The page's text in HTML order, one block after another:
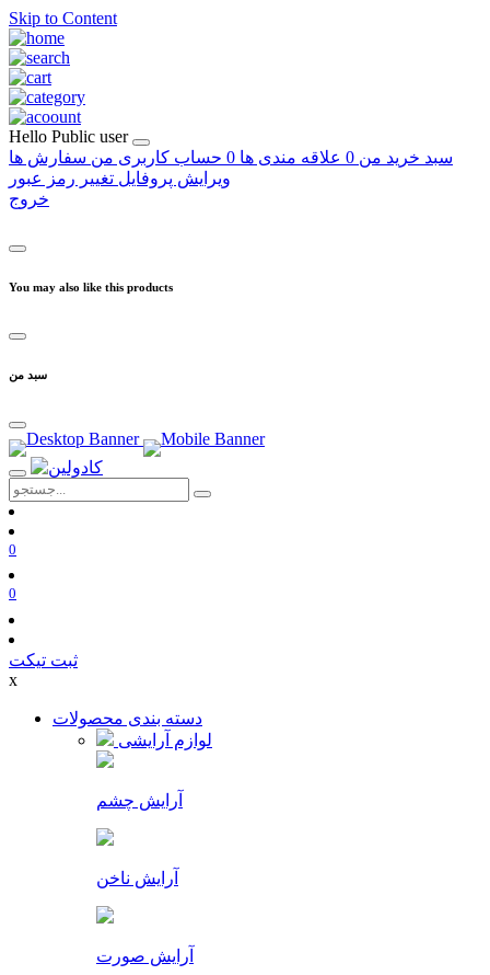
Skip to Content
Hello Public user
سبد خرید من 0 علاقه مندی ها 0 حساب کاربری من سفارش ها
ویرایش پروفایل تغییر رمز عبور
خروج
You may also like this products
سبد من
0
0
ثبت تیکت
x
دسته بندی محصولات
لوازم آرایشی
آرایش چشم
آرایش ناخن
آرایش صورت